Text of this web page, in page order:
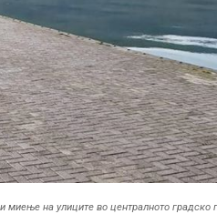
на улиците во централното градско